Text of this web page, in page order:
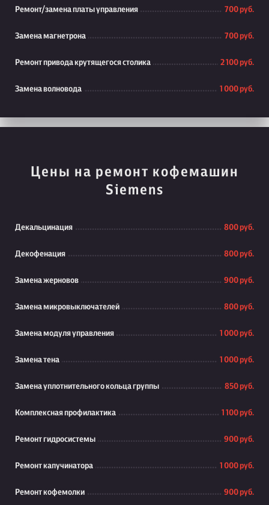
Ремонт/замена платы управления 700 руб.
Замена магнетрона 700 руб.
Ремонт привода крутящегося столика 2 100 руб.
Замена волновода 1 000 руб.
Цены на ремонт кофемашин
Siemens
Декальцинация 800 руб.
Декофенация 800 руб.
Замена жерновов 900 руб.
Замена микровыключателей 800 руб.
Замена модуля управления 1 000 руб.
Замена тена 1 000 руб.
Замена уплотнительного кольца группы 850 руб.
Комплексная профилактика 1 100 руб.
Ремонт гидросистемы 900 руб.
Ремонт капучинатора 1 000 руб.
Ремонт кофемолки 900 руб.